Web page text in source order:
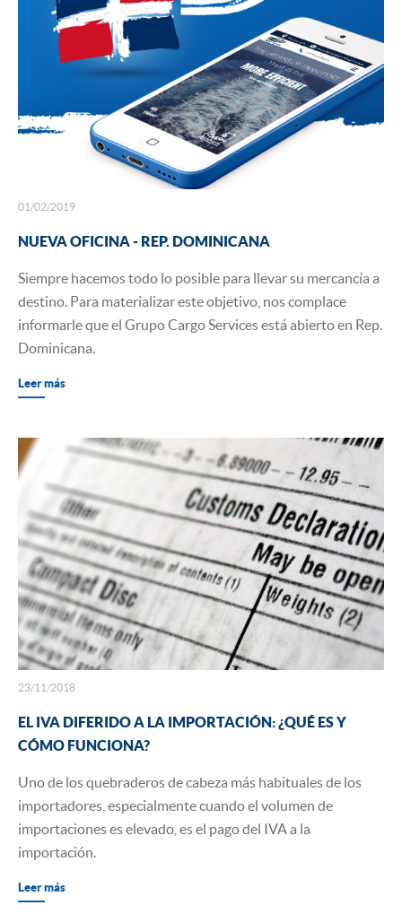
01/02/2019
NUEVA OFICINA - REP. DOMINICANA
Siempre hacemos todo lo posible para llevar su mercancía a
destino. Para materializar este objetivo, nos complace
informarle que el Grupo Cargo Services está abierto en Rep.
Dominicana.
Leer más
23/11/2018
EL IVA DIFERIDO A LA IMPORTACIÓN: ¿QUÉ ES Y
CÓMO FUNCIONA?
Uno de los quebraderos de cabeza más habituales de los
importadores, especialmente cuando el volumen de
importaciones es elevado, es el pago del IVA a la
importación.
Leer más